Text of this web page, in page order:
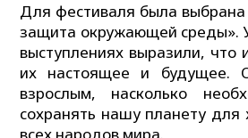
Для фестиваля была выбрана
защита окружающей среды».
выступлениях выразили, что
их настоящее и будущее.
взрослым, насколько
сохранять нашу планету для